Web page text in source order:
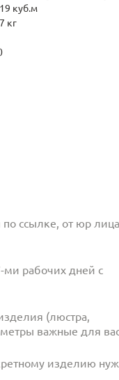
куб.м
кг
ссылке, от юр
ми рабочих дней с
(люстра,
важные для
изделию